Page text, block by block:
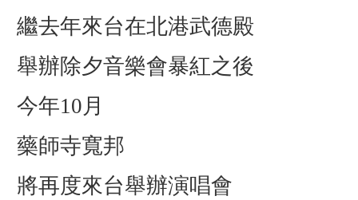
繼去年來台在北港武德殿
舉辦除夕音樂會暴紅之後
今年10月
藥師寺寬邦
將再度來台舉辦演唱會